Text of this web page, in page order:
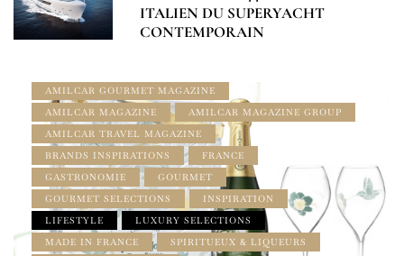
ITALIEN DU SUPERYACHT
CONTEMPORAIN
AMILCAR GOURMET MAGAZINE
AMILCAR MAGAZINE
AMILCAR MAGAZINE GROUP
AMILCAR TRAVEL MAGAZINE
BRANDS INSPIRATIONS
FRANCE
GASTRONOMIE
GOURMET
GOURMET SELECTIONS
INSPIRATION
LIFESTYLE
LUXURY SELECTIONS
MADE IN FRANCE
SPIRITUEUX & LIQUEURS